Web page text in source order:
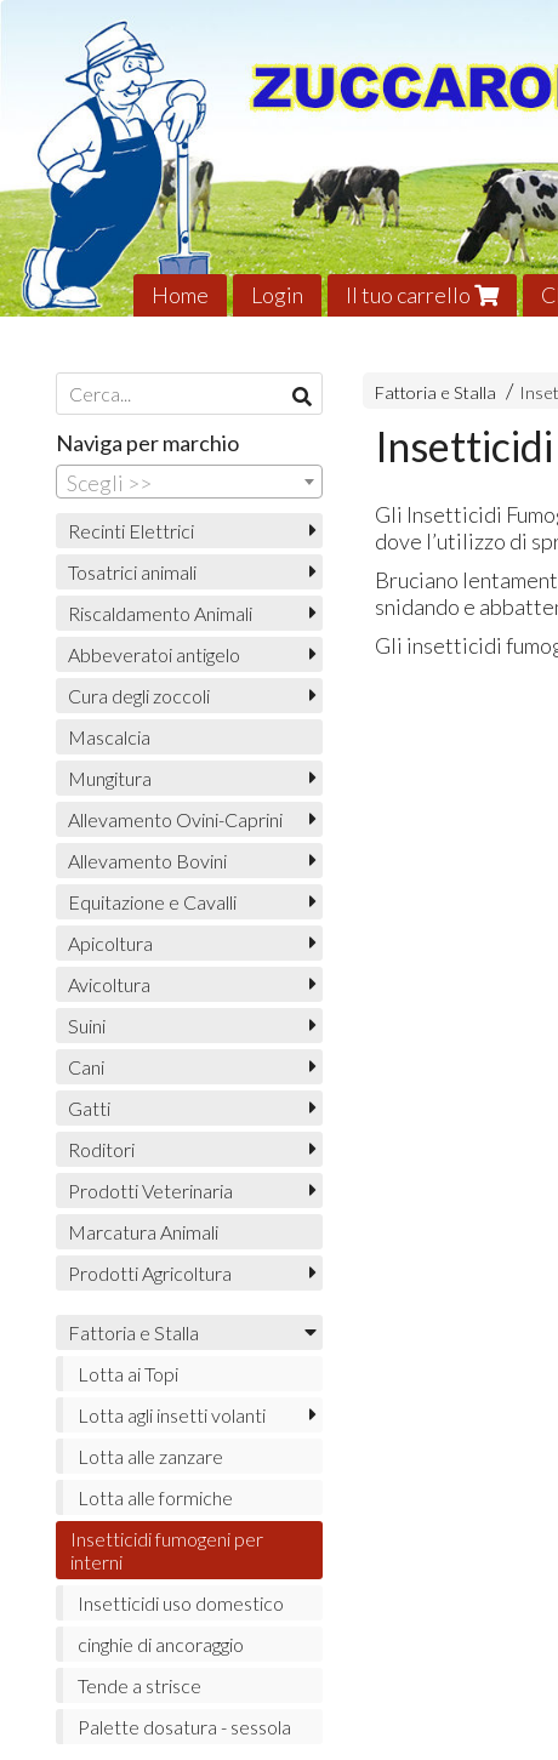
Home Login Il tuo carrello
Fattoria e Stalla
Gli Insetticidi
dove l’utilizzo di
Bruciano
snidando e
Gli insetticidi
Naviga per marchio
Scegli >>
Recinti Elettrici
Tosatrici animali
Riscaldamento Animali
Abbeveratoi antigelo
Cura degli zoccoli
Mascalcia
Mungitura
Allevamento Ovini-Caprini
Allevamento Bovini
Equitazione e Cavalli
Apicoltura
Avicoltura
Suini
Cani
Gatti
Roditori
Prodotti Veterinaria
Marcatura Animali
Prodotti Agricoltura
Fattoria e Stalla
Lotta ai Topi
Lotta agli insetti volanti
Lotta alle zanzare
Lotta alle formiche
Insetticidi fumogeni per
interni
Insetticidi uso domestico
cinghie di ancoraggio
Tende a strisce
Palette dosatura - sessola